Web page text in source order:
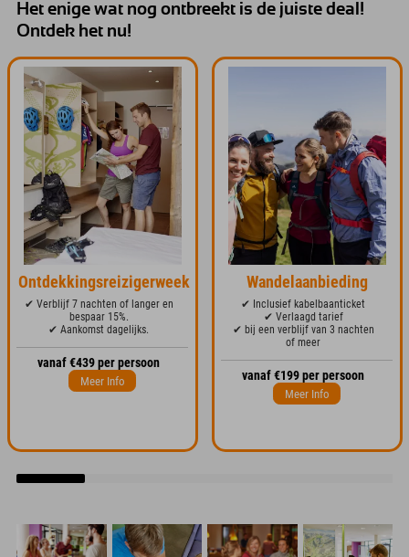
Het enige wat nog ontbreekt is de juiste deal!
Ontdek het nu!
Ontdekkingsreizigerweek
✔ Verblijf 7 nachten of langer en
bespaar 15%.
✔ Aankomst dagelijks.
vanaf €439 per persoon
Meer Info
Wandelaanbieding
✔ Inclusief kabelbaanticket
✔ Verlaagd tarief
✔ bij een verblijf van 3 nachten
of meer
vanaf €199 per persoon
Meer Info